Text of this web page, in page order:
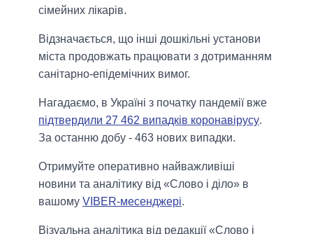
сімейних лікарів.
Відзначається, що інші дошкільні установи
міста продовжать працювати з дотриманням
санітарно-епідемічних вимог.
Нагадаємо, в Україні з початку пандемії вже
підтвердили 27 462 випадків коронавірусу.
За останню добу - 463 нових випадки.
Отримуйте оперативно найважливіші
новини та аналітику від «Слово і діло» в
вашому VIBER-месенджері.
Візуальна аналітика від редакції «Слово і